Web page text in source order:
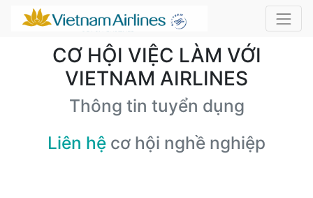
CƠ HỘI VIỆC LÀM VỚI
VIETNAM AIRLINES
Thông tin tuyển dụng
Liên hệ cơ hội nghề nghiệp